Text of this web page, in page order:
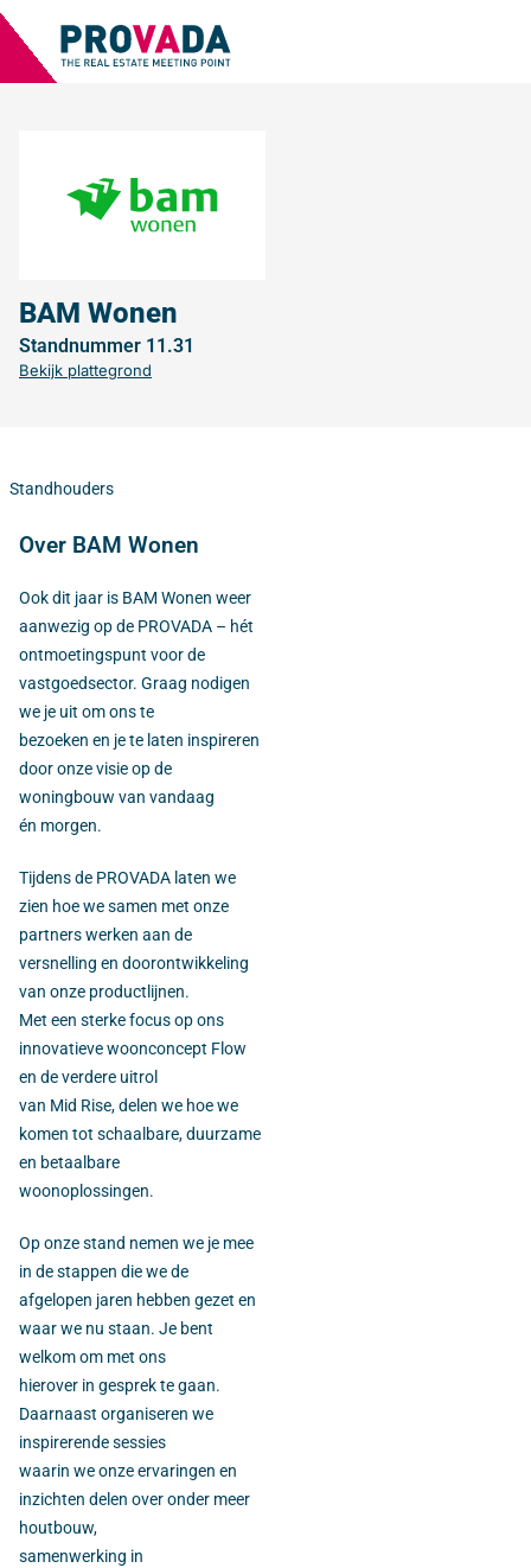
BAM Wonen
Standnummer 11.31
Bekijk plattegrond
Standhouders
Over BAM Wonen
Ook dit jaar is BAM Wonen weer
aanwezig op de PROVADA – hét
ontmoetingspunt voor de
vastgoedsector. Graag nodigen
we je uit om ons te
bezoeken en je te laten inspireren
door onze visie op de
woningbouw van vandaag
én morgen.
Tijdens de PROVADA laten we
zien hoe we samen met onze
partners werken aan de
versnelling en doorontwikkeling
van onze productlijnen.
Met een sterke focus op ons
innovatieve woonconcept Flow
en de verdere uitrol
van Mid Rise, delen we hoe we
komen tot schaalbare, duurzame
en betaalbare
woonoplossingen.
Op onze stand nemen we je mee
in de stappen die we de
afgelopen jaren hebben gezet en
waar we nu staan. Je bent
welkom om met ons
hierover in gesprek te gaan.
Daarnaast organiseren we
inspirerende sessies
waarin we onze ervaringen en
inzichten delen over onder meer
houtbouw,
samenwerking in